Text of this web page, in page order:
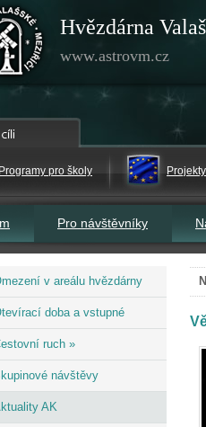
Hvězdárna
www.astrovm.cz
Programy pro školy Projekty
Pro návštěvníky
v areálu hvězdárny
doba a vstupné
ruch »
návštěvy
AK